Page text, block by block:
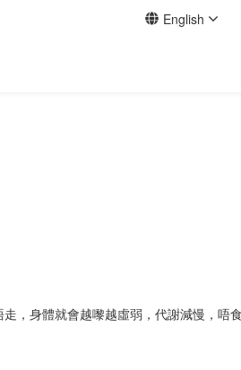
English
，身體就會越嚟越虛弱，代謝減慢，唔